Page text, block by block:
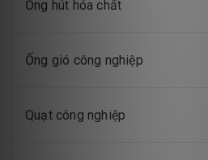
Ống hút hóa chất
Ống gió công nghiệp
Quạt công nghiệp